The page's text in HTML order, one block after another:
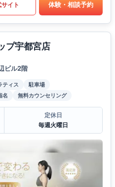
イト 体験・相談予約
プ宇都宮店
ビル2階
ティス
駐車場
名 無料カウンセリング
定休日
毎週火曜日